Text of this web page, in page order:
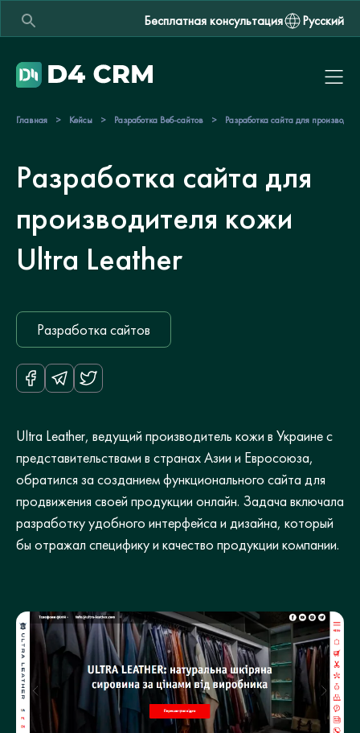
Бесплатная консультация Русский
Главная > Кейсы > Разработка Веб-сайтов > Разработка сайта для
Разработка сайта для
производителя кожи
Ultra Leather
Разработка сайтов
Ultra Leather, ведущий производитель кожи в Украине с
представительствами в странах Азии и Евросоюза,
обратился за созданием функционального сайта для
продвижения своей продукции онлайн. Задача включала
разработку удобного интерфейса и дизайна, который
бы отражал специфику и качество продукции компании.